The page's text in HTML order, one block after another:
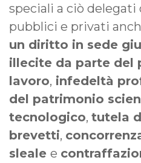
speciali a ciò
pubblici e privati
un diritto in sede
illecite da parte del
lavoro, infedeltà
del patrimonio
tecnologico, tutela
brevetti,
sleale e